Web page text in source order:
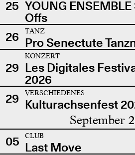
25 YOUNG
Offs
26
TANZ
Pro Senectute
29
KONZERT
Les Digitales
2026
29 VERSCHIEDENES
Kulturachsenfest
September
05 CLUB
Last Move